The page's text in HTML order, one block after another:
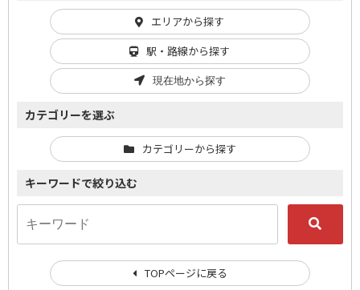
エリアから探す
駅・路線から探す
現在地から探す
カテゴリーを選ぶ
カテゴリーから探す
キーワードで絞り込む
TOPページに戻る